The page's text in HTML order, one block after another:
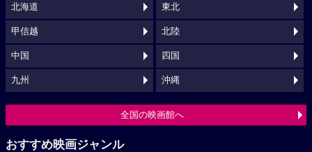
北海道 東北
甲信越 北陸
中国 四国
九州 沖縄
全国の映画館へ
おすすめ映画ジャンル